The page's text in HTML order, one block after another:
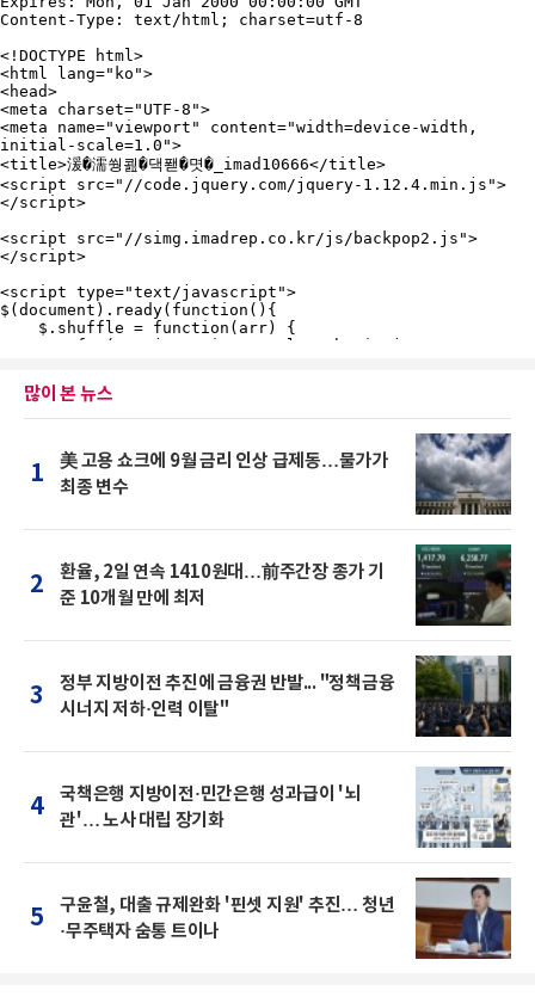
많이 본 뉴스
1
美 고용 쇼크에 9월 금리 인상 급제동…물가가
최종 변수
2
환율, 2일 연속 1410원대…前주간장 종가 기
준 10개월 만에 최저
3
정부 지방이전 추진에 금융권 반발... "정책금융
시너지 저하·인력 이탈"
4
국책은행 지방이전·민간은행 성과급이 '뇌
관'… 노사 대립 장기화
5
구윤철, 대출 규제완화 '핀셋 지원' 추진… 청년
·무주택자 숨통 트이나